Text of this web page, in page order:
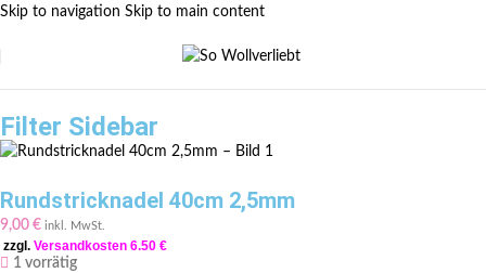
Skip to navigation Skip to main content
Filter Sidebar
Rundstricknadel 40cm 2,5mm
9,00 € inkl. MwSt.
zzgl. Versandkosten 6.50 €
1 vorrätig